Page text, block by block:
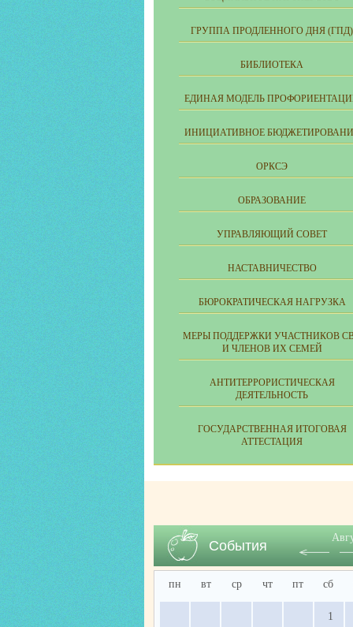
ГРУППА ПРОДЛЕННОГО ДНЯ (ГПД)
БИБЛИОТЕКА
ЕДИНАЯ МОДЕЛЬ
ИНИЦИАТИВНОЕ
ОРКСЭ
ОБРАЗОВАНИЕ
УПРАВЛЯЮЩИЙ СОВЕТ
НАСТАВНИЧЕСТВО
БЮРОКРАТИЧЕСКАЯ НАГРУЗКА
МЕРЫ ПОДДЕРЖКИ УЧАСТНИКОВ
И ЧЛЕНОВ ИХ СЕМЕЙ
АНТИТЕРРОРИСТИЧЕСКАЯ
ДЕЯТЕЛЬНОСТЬ
ГОСУДАРСТВЕННАЯ ИТОГОВАЯ
АТТЕСТАЦИЯ
События
пн вт ср чт пт сб
1